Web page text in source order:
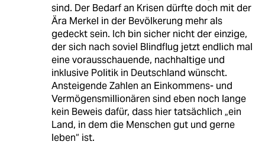
sind. Der Bedarf an Krisen dürfte doch mit der
Ära Merkel in der Bevölkerung mehr als
gedeckt sein. Ich bin sicher nicht der einzige,
der sich nach soviel Blindflug jetzt endlich mal
eine vorausschauende, nachhaltige und
inklusive Politik in Deutschland wünscht.
Ansteigende Zahlen an Einkommens- und
Vermögensmillionären sind eben noch lange
kein Beweis dafür, dass hier tatsächlich „ein
Land, in dem die Menschen gut und gerne
leben“ ist.